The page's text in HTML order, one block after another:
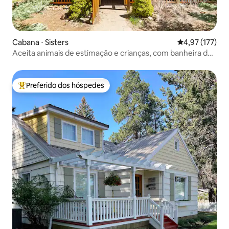
Cabana ⋅ Sisters 4,97 de uma
4,97 (177)
Aceita animais de estimação e crianças, com banheira de
Entre os melhores preferidos dos hóspedes
Preferido dos hóspedes